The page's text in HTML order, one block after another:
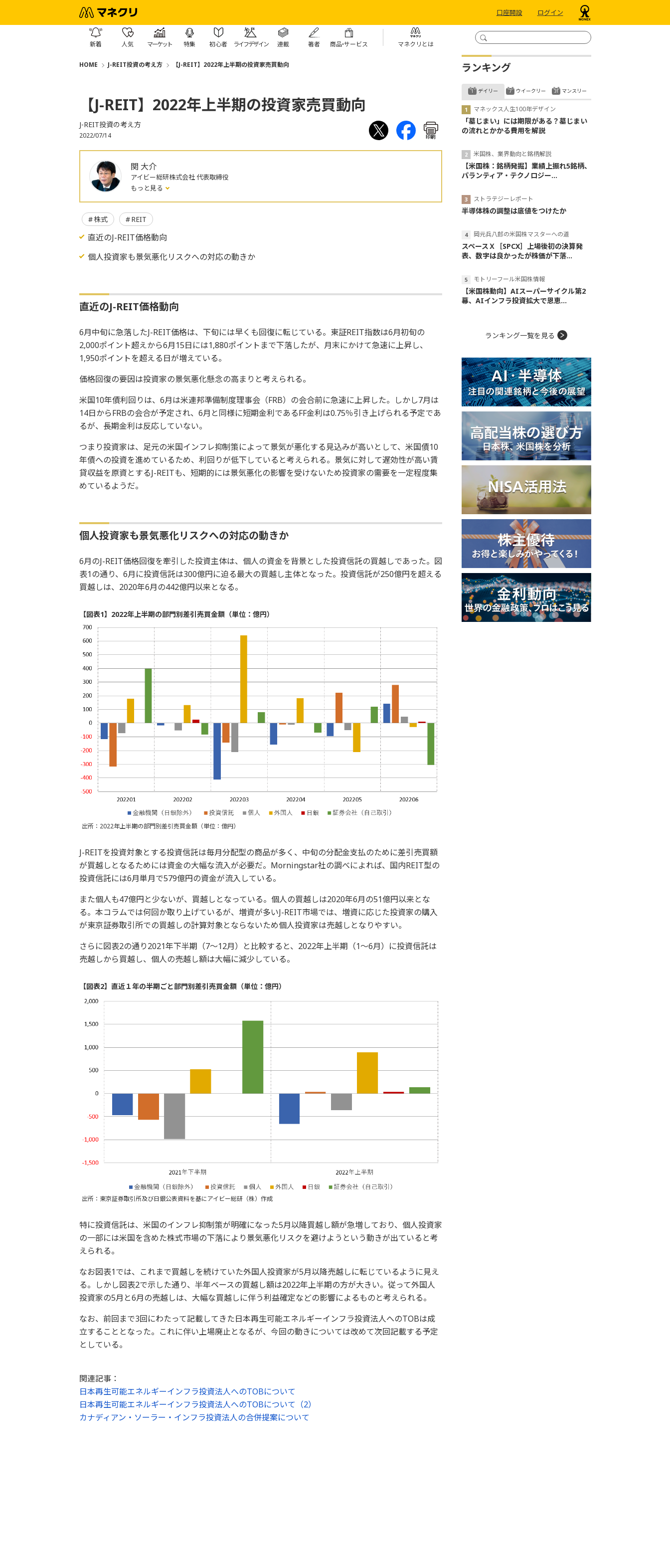
口座開設 ログイン
新着 人気 マーケット 特集 初心者 ライフデザイン 連載 著者 商品・サービス マネクリとは
HOME J-REIT投資の考え方 【J-REIT】2022年上半期の投資家売買動向
【J-REIT】2022年上半期の投資家売買動向
J-REIT投資の考え方
2022/07/14 印刷
関 大介
アイビー総研株式会社 代表取締役
もっと見る
株式 REIT
直近のJ-REIT価格動向
個人投資家も景気悪化リスクへの対応の動きか
直近のJ-REIT価格動向
6月中旬に急落したJ-REIT価格は、下旬には早くも回復に転じている。東証REIT指数は6月初旬の
2,000ポイント超えから6月15日には1,880ポイントまで下落したが、月末にかけて急速に上昇し、
1,950ポイントを超える日が増えている。
価格回復の要因は投資家の景気悪化懸念の高まりと考えられる。
米国10年債利回りは、6月は米連邦準備制度理事会（FRB）の会合前に急速に上昇した。しかし7月は
14日からFRBの会合が予定され、6月と同様に短期金利であるFF金利は0.75％引き上げられる予定であ
るが、長期金利は反応していない。
つまり投資家は、足元の米国インフレ抑制策によって景気が悪化する見込みが高いとして、米国債10
年債への投資を進めているため、利回りが低下していると考えられる。景気に対して遅効性が高い賃
貸収益を原資とするJ-REITも、短期的には景気悪化の影響を受けないため投資家の需要を一定程度集
めているようだ。
個人投資家も景気悪化リスクへの対応の動きか
6月のJ-REIT価格回復を牽引した投資主体は、個人の資金を背景とした投資信託の買越しであった。図
表1の通り、6月に投資信託は300億円に迫る最大の買越し主体となった。投資信託が250億円を超える
買越しは、2020年6月の442億円以来となる。
【図表1】2022年上半期の部門別差引売買金額（単位：億円）
出所：2022年上半期の部門別差引売買金額（単位：億円）
J-REITを投資対象とする投資信託は毎月分配型の商品が多く、中旬の分配金支払のために差引売買額
が買越しとなるためには資金の大幅な流入が必要だ。Morningstar社の調べによれば、国内REIT型の
投資信託には6月単月で579億円の資金が流入している。
また個人も47億円と少ないが、買越しとなっている。個人の買越しは2020年6月の51億円以来とな
る。本コラムでは何回か取り上げているが、増資が多いJ-REIT市場では、増資に応じた投資家の購入
が東京証券取引所での買越しの計算対象とならないため個人投資家は売越しとなりやすい。
さらに図表2の通り2021年下半期（7～12月）と比較すると、2022年上半期（1～6月）に投資信託は
売越しから買越し、個人の売越し額は大幅に減少している。
【図表2】直近１年の半期ごと部門別差引売買金額（単位：億円）
出所：東京証券取引所及び日銀公表資料を基にアイビー総研（株）作成
特に投資信託は、米国のインフレ抑制策が明確になった5月以降買越し額が急増しており、個人投資家
の一部には米国を含めた株式市場の下落により景気悪化リスクを避けようという動きが出ていると考
えられる。
なお図表1では、これまで買越しを続けていた外国人投資家が5月以降売越しに転じているように見え
る。しかし図表2で示した通り、半年ベースの買越し額は2022年上半期の方が大きい。従って外国人
投資家の5月と6月の売越しは、大幅な買越しに伴う利益確定などの影響によるものと考えられる。
なお、前回まで3回にわたって記載してきた日本再生可能エネルギーインフラ投資法人へのTOBは成
立することとなった。これに伴い上場廃止となるが、今回の動きについては改めて次回記載する予定
としている。
関連記事：
日本再生可能エネルギーインフラ投資法人へのTOBについて
日本再生可能エネルギーインフラ投資法人へのTOBについて（2）
カナディアン・ソーラー・インフラ投資法人の合併提案について
ランキング
デイリー
マネックス人生100年デザイン
「墓じまい」には期限がある？墓じまい
の流れとかかる費用を解説
米国株、業界動向と銘柄解説
【米国株：銘柄発掘】業績上振れ5銘柄、
パランティア・テクノロジー...
ストラテジーレポート
半導体株の調整は底値をつけたか
岡元兵八郎の米国株マスターへの道
スペースＸ［SPCX］上場後初の決算発
表、数字は良かったが株価が下落...
モトリーフール米国株情報
【米国株動向】AIスーパーサイクル第2
幕、AIインフラ投資拡大で恩恵...
ウイークリー マンスリー
ランキング一覧を見る